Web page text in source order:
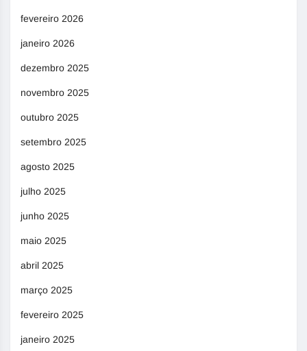
fevereiro 2026
janeiro 2026
dezembro 2025
novembro 2025
outubro 2025
setembro 2025
agosto 2025
julho 2025
junho 2025
maio 2025
abril 2025
março 2025
fevereiro 2025
janeiro 2025